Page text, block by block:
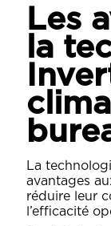
Les
la
La
avantages
réduire leur
l’efficacité